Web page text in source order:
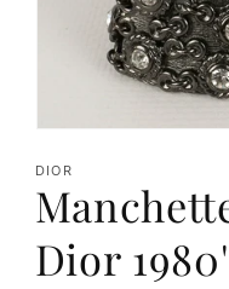
le
média
1
dans
DIOR
Dior